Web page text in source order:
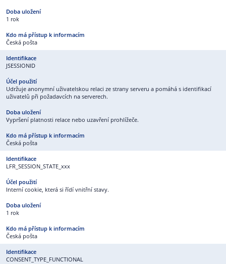
1 rok
Česká pošta
JSESSIONID
Udržuje anonymní uživatelskou relaci ze strany serveru a pomáhá s identifikací
uživatelů při požadavcích na serverech.
Vypršení platnosti relace nebo uzavření prohlížeče.
Česká pošta
LFR_SESSION_STATE_xxx
Interní cookie, která si řídí vnitřní stavy.
1 rok
Česká pošta
CONSENT_TYPE_FUNCTIONAL